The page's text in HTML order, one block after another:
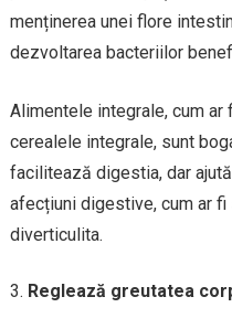
menținerea unei flore
dezvoltarea bacteriilor
Alimentele integrale, cum
cerealele integrale, sunt
facilitează digestia, dar
afecțiuni digestive, cum ar
diverticulita.
Reglează greutatea